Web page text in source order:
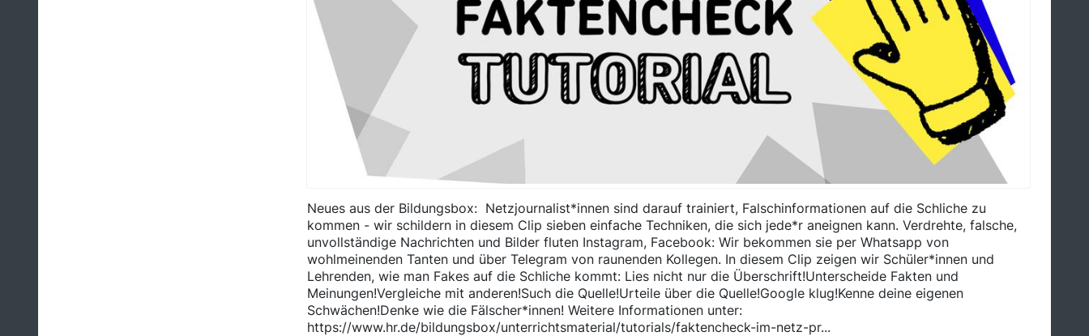
Neues aus der Bildungsbox: Netzjournalist*innen sind darauf trainiert, Falschinformationen auf die Schliche zu
kommen - wir schildern in diesem Clip sieben einfache Techniken, die sich jede*r aneignen kann. Verdrehte, falsche,
unvollständige Nachrichten und Bilder fluten Instagram, Facebook: Wir bekommen sie per Whatsapp von
wohlmeinenden Tanten und über Telegram von raunenden Kollegen. In diesem Clip zeigen wir Schüler*innen und
Lehrenden, wie man Fakes auf die Schliche kommt: Lies nicht nur die Überschrift!Unterscheide Fakten und
Meinungen!Vergleiche mit anderen!Such die Quelle!Urteile über die Quelle!Google klug!Kenne deine eigenen
Schwächen!Denke wie die Fälscher*innen! Weitere Informationen unter:
https://www.hr.de/bildungsbox/unterrichtsmaterial/tutorials/faktencheck-im-netz-pr...